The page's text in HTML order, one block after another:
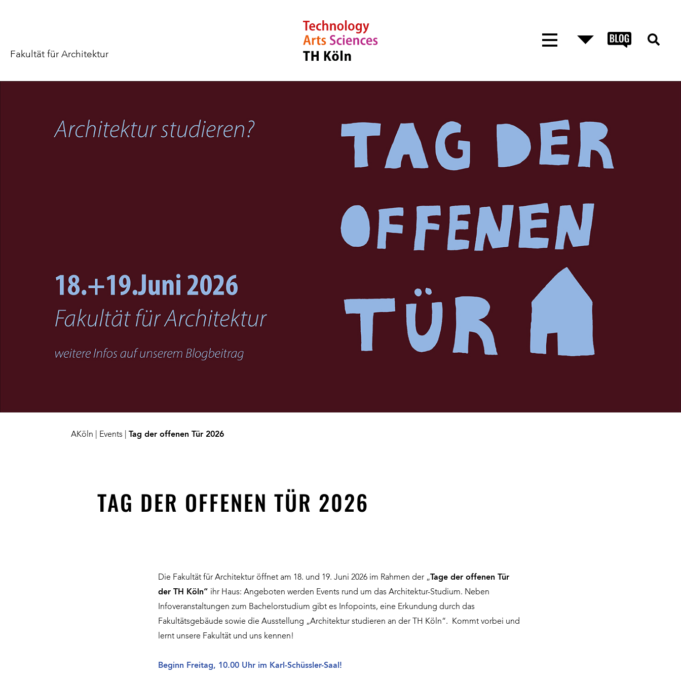
Fakultät für Architektur
AKöln Events Tag der offenen Tür 2026
TAG DER OFFENEN TÜR 2026
Die Fakultät für Architektur öffnet am 18. und 19. Juni 2026 im Rahmen der „ Tage der offenen Tür
der TH Köln“ ihr Haus: Angeboten werden Events rund um das Architektur-Studium. Neben
Infoveranstaltungen zum Bachelorstudium gibt es Infopoints, eine Erkundung durch das
Fakultätsgebäude sowie die Ausstellung „Architektur studieren an der TH Köln“. Kommt vorbei und
lernt unsere Fakultät und uns kennen!
Beginn Freitag, 10.00 Uhr im Karl-Schüssler-Saal!